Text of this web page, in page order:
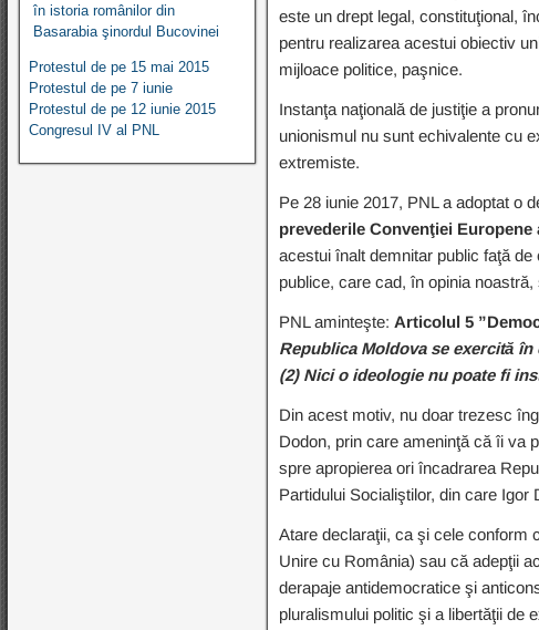
este un drept legal, constituţional,
pentru realizarea acestui obiectiv
mijloace politice, paşnice.
Instanţa naţională de justiţie a
unionismul nu sunt echivalente cu
extremiste.
Pe 28 iunie 2017, PNL a adoptat o
prevederile Convenţiei
acestui înalt demnitar public faţă
publice, care cad, în opinia noastră,
PNL aminteşte: Articolul 5
Republica Moldova se exercită
(2) Nici o ideologie nu poate fi
Din acest motiv, nu doar trezesc
Dodon, prin care ameninţă că îi va
spre apropierea ori încadrarea
Partidului Socialiştilor, din care
Atare declaraţii, ca şi cele conform
Unire cu România) sau că adepţii
derapaje antidemocratice şi
pluralismului politic şi a libertăţii de
în istoria românilor din
Basarabia şinordul Bucovinei
Protestul de pe 15 mai 2015
Protestul de pe 7 iunie
Protestul de pe 12 iunie 2015
Congresul IV al PNL